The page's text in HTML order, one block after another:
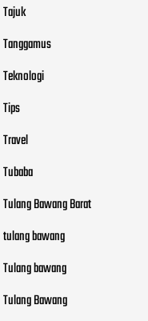
Tajuk
Tanggamus
Teknologi
Tips
Travel
Tubaba
Tulang Bawang Barat
tulang bawang
Tulang bawang
Tulang Bawang